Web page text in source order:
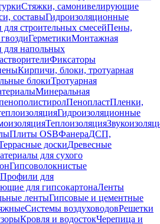
Стяжки, самонивелирующие
составыГидроизоляционные
для строительных смесейПены,
ГерметикиМонтажная
для напольных
Фиксаторы
Кирпичи, блоки, тротуарная
блокиТротуарная
Минеральная
ПенопластПленки,
Гидроизоляционные
Теплоизоляция
Плиты OSBФанераДСП,
доскиДревесные
для сухого
Гипсоволокнистые
Профили для
для гипсокартонаЛенты
лентыГипсовые и цементные
Системы воздуховодовРешетки
Кровля и водостокЧерепица и